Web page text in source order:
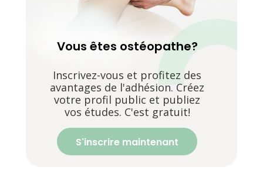
Vous êtes ostéopathe?
Inscrivez-vous et profitez des
avantages de l'adhésion. Créez
votre profil public et publiez
vos études. C'est gratuit!
S'inscrire maintenant